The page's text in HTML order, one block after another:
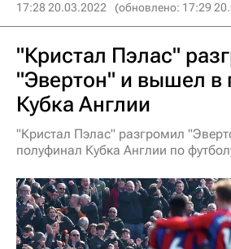
17:28 20.03.2022 (обновлено: 17:29
"Кристал Пэлас"
"Эвертон" и вышел в
Кубка Англии
"Кристал Пэлас" разгромил
полуфинал Кубка Англии по